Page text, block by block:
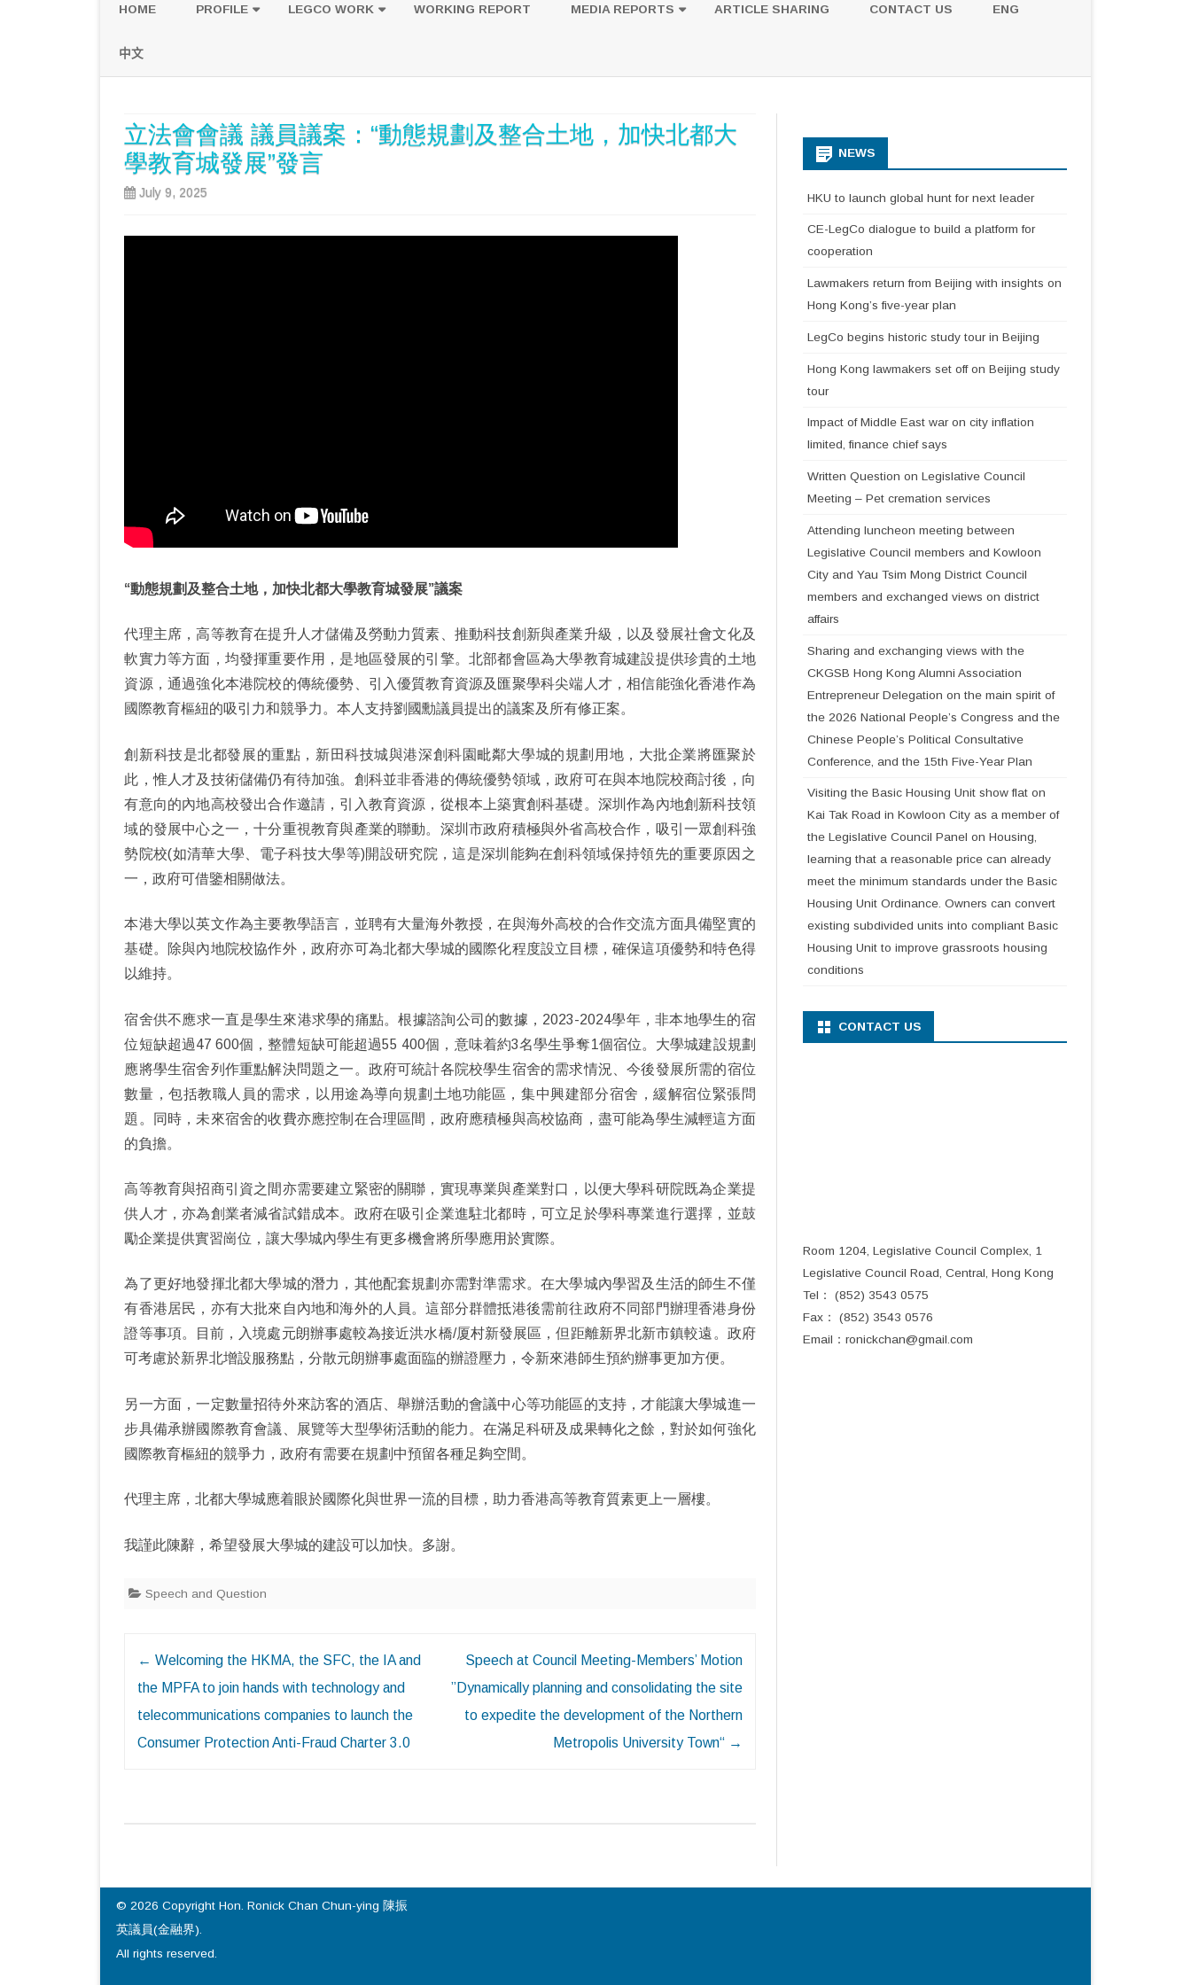
to
HOME PROFILE LEGCO WORK WORKING REPORT MEDIA REPORTS ARTICLE SHARING CONTACT US ENG
中文
立法會會議 議員議案：“動態規劃及整合土地，加快北都大
學教育城發展”發言
July 9, 2025
“動態規劃及整合土地，加快北都大學教育城發展”議案
代理主席，高等教育在提升人才儲備及勞動力質素、推動科技創新與產業升級，以及發展社會文化及
軟實力等方面，均發揮重要作用，是地區發展的引擎。北部都會區為大學教育城建設提供珍貴的土地
資源，通過強化本港院校的傳統優勢、引入優質教育資源及匯聚學科尖端人才，相信能強化香港作為
國際教育樞紐的吸引力和競爭力。本人支持劉國勳議員提出的議案及所有修正案。
創新科技是北都發展的重點，新田科技城與港深創科園毗鄰大學城的規劃用地，大批企業將匯聚於
此，惟人才及技術儲備仍有待加強。創科並非香港的傳統優勢領域，政府可在與本地院校商討後，向
有意向的內地高校發出合作邀請，引入教育資源，從根本上築實創科基礎。深圳作為內地創新科技領
域的發展中心之一，十分重視教育與產業的聯動。深圳市政府積極與外省高校合作，吸引一眾創科強
勢院校(如清華大學、電子科技大學等)開設研究院，這是深圳能夠在創科領域保持領先的重要原因之
一，政府可借鑒相關做法。
本港大學以英文作為主要教學語言，並聘有大量海外教授，在與海外高校的合作交流方面具備堅實的
基礎。除與內地院校協作外，政府亦可為北都大學城的國際化程度設立目標，確保這項優勢和特色得
以維持。
宿舍供不應求一直是學生來港求學的痛點。根據諮詢公司的數據，2023-2024學年，非本地學生的宿
位短缺超過47 600個，整體短缺可能超過55 400個，意味着約3名學生爭奪1個宿位。大學城建設規劃
應將學生宿舍列作重點解決問題之一。政府可統計各院校學生宿舍的需求情況、今後發展所需的宿位
數量，包括教職人員的需求，以用途為導向規劃土地功能區，集中興建部分宿舍，緩解宿位緊張問
題。同時，未來宿舍的收費亦應控制在合理區間，政府應積極與高校協商，盡可能為學生減輕這方面
的負擔。
高等教育與招商引資之間亦需要建立緊密的關聯，實現專業與產業對口，以便大學科研院既為企業提
供人才，亦為創業者減省試錯成本。政府在吸引企業進駐北都時，可立足於學科專業進行選擇，並鼓
勵企業提供實習崗位，讓大學城內學生有更多機會將所學應用於實際。
為了更好地發揮北都大學城的潛力，其他配套規劃亦需對準需求。在大學城內學習及生活的師生不僅
有香港居民，亦有大批來自內地和海外的人員。這部分群體抵港後需前往政府不同部門辦理香港身份
證等事項。目前，入境處元朗辦事處較為接近洪水橋/厦村新發展區，但距離新界北新市鎮較遠。政府
可考慮於新界北增設服務點，分散元朗辦事處面臨的辦證壓力，令新來港師生預約辦事更加方便。
另一方面，一定數量招待外來訪客的酒店、舉辦活動的會議中心等功能區的支持，才能讓大學城進一
步具備承辦國際教育會議、展覽等大型學術活動的能力。在滿足科研及成果轉化之餘，對於如何強化
國際教育樞紐的競爭力，政府有需要在規劃中預留各種足夠空間。
代理主席，北都大學城應着眼於國際化與世界一流的目標，助力香港高等教育質素更上一層樓。
我謹此陳辭，希望發展大學城的建設可以加快。多謝。
Speech and Question
← Welcoming the HKMA, the SFC, the IA and
the MPFA to join hands with technology and
telecommunications companies to launch the
Consumer Protection Anti-Fraud Charter 3.0
Speech at Council Meeting-Members’ Motion
”Dynamically planning and consolidating the site
to expedite the development of the Northern
Metropolis University Town“ →
NEWS
HKU to launch global hunt for next leader
CE-LegCo dialogue to build a platform for
cooperation
Lawmakers return from Beijing with insights on
Hong Kong’s five-year plan
LegCo begins historic study tour in Beijing
Hong Kong lawmakers set off on Beijing study
tour
Impact of Middle East war on city inflation
limited, finance chief says
Written Question on Legislative Council
Meeting – Pet cremation services
Attending luncheon meeting between
Legislative Council members and Kowloon
City and Yau Tsim Mong District Council
members and exchanged views on district
affairs
Sharing and exchanging views with the
CKGSB Hong Kong Alumni Association
Entrepreneur Delegation on the main spirit of
the 2026 National People’s Congress and the
Chinese People’s Political Consultative
Conference, and the 15th Five-Year Plan
Visiting the Basic Housing Unit show flat on
Kai Tak Road in Kowloon City as a member of
the Legislative Council Panel on Housing,
learning that a reasonable price can already
meet the minimum standards under the Basic
Housing Unit Ordinance. Owners can convert
existing subdivided units into compliant Basic
Housing Unit to improve grassroots housing
conditions
CONTACT US
Room 1204, Legislative Council Complex, 1
Legislative Council Road, Central, Hong Kong
Tel： (852) 3543 0575
Fax： (852) 3543 0576
Email： ronickchan@gmail.com
© 2026 Copyright Hon. Ronick Chan Chun-ying 陳振
英議員(金融界).
All rights reserved.